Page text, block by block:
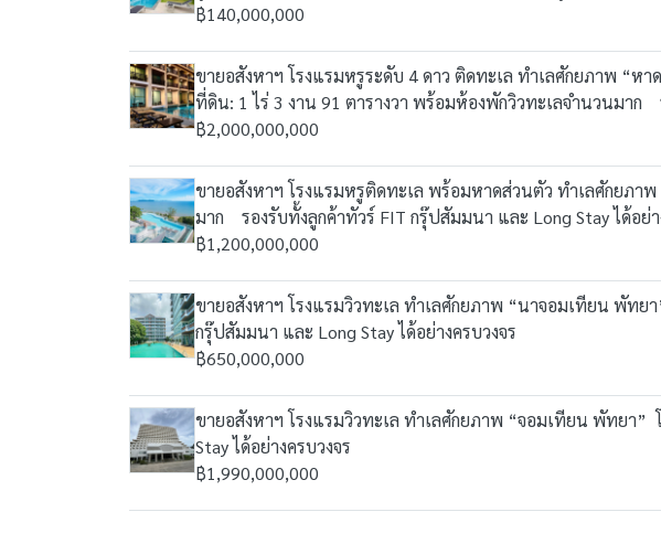
฿140,000,000
ขายอสังหาฯ โรงแรมหรูระดับ 4 ดาว ติดทะเล ทำเลศักยภาพ “
ที่ดิน: 1 ไร่ 3 งาน 91 ตารางวา พร้อมห้องพักวิวทะเลจำนวนมาก
฿2,000,000,000
ขายอสังหาฯ โรงแรมหรูติดทะเล พร้อมหาดส่วนตัว ทำเลศักยภ
มาก รองรับทั้งลูกค้าทัวร์ FIT กรุ๊ปสัมมนา และ Long Stay ได้อย่า
฿1,200,000,000
ขายอสังหาฯ โรงแรมวิวทะเล ทำเลศักยภาพ “นาจอมเทียน พัท
กรุ๊ปสัมมนา และ Long Stay ได้อย่างครบวงจร
฿650,000,000
ขายอสังหาฯ โรงแรมวิวทะเล ทำเลศักยภาพ “จอมเทียน พัทยา
Stay ได้อย่างครบวงจร
฿1,990,000,000